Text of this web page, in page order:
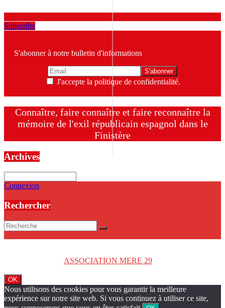
Subscribe
S'abonner à notre bulletin d'informations
J'accepte la politique de confidentialité.
Connaître, faire connaître et faire reconnaître la
mémoire de l'exil républicain espagnol dans le
Finistère
Archives
Connexion
Rechercher
ASSOCIATION MERE 29
OK
Nous utilisons des cookies pour vous garantir la meilleure
expérience sur notre site web. Si vous continuez à utiliser ce site,